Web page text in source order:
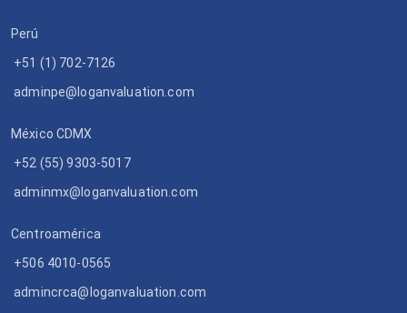
Perú
+51 (1) 702-7126
adminpe@loganvaluation.com
México CDMX
+52 (55) 9303-5017
adminmx@loganvaluation.com
Centroamérica
+506 4010-0565
admincrca@loganvaluation.com